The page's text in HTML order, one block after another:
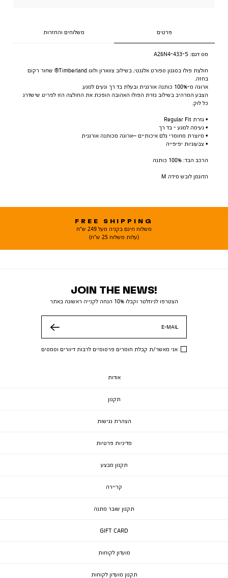
פרטים משלוחים והחזרות
מס דגם: A26N4-433-S
חולצת פולו בסגנון ספורט אלגנטי, בשילוב צווארון ולוגו Timberland® שחור רקום
בחזה.
ארוגה מ-100% כותנה אורגנית ובעלת בד רך ונעים למגע.
הצבע המרהיב בשילוב גזרת הפולו האהובה הופכת את החולצה הזו לפריט שישדרג
כל לוק.
• גזרת Regular Fit
• נעימה למגע - בד רך
• מיוצרת מחומרי גלם איכותיים –ארוגה מכותנה אורגנית
• צבעוניות יפיפייה
הרכב הבד: 100% כותנה
הדוגמן לובש מידה M
FREE SHIPPING
משלוח חינם בקניה מעל 249 ש"ח
(עלות משלוח 25 ש"ח)
JOIN THE NEWS!
הצטרפו לניוזלטר וקבלו 10% הנחה לקנייה ראשונה באתר
E-MAIL
אני מאשר/ת קבלת חומרים פרסומיים לרבות דיוורים וסמסים
אודות
תקנון
הצהרת נגישות
מדיניות פרטיות
תקנון מבצע
קריירה
תקנון שובר מתנה
GIFT CARD
מועדון לקוחות
תקנון מועדון לקוחות